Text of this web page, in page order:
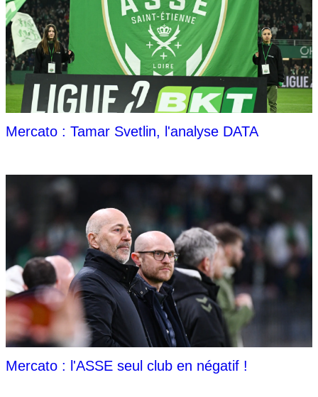
Mercato : Tamar Svetlin, l'analyse DATA
Mercato : l'ASSE seul club en négatif !